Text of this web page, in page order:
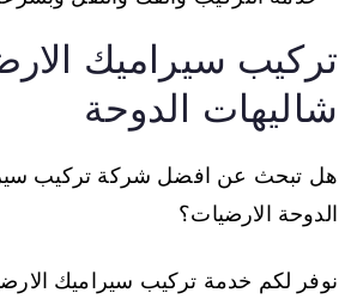
تركيب سيراميك
شاليهات الدوحة
هل تبحث عن افضل شركة تركيب
الدوحة الارضيات؟
نوفر لكم خدمة تركيب سيراميك